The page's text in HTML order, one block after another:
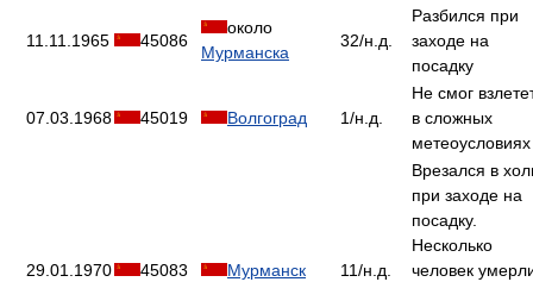
11.11.1965 45086
около
Мурманска
32/н.д.
Разбился при
заходе на
посадку
07.03.1968 45019 Волгоград 1/н.д.
Не смог
в сложных
метеоусловиях
29.01.1970 45083 Мурманск 11/н.д.
Врезался в
при заходе на
посадку.
Несколько
человек